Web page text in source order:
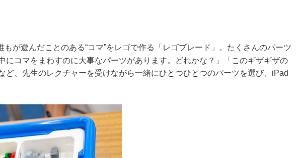
が遊んだことのある“コマ”をレゴで作る「レゴブレード」。たくさんのパーツ
コマをまわすのに大事なパーツがあります。どれかな？」「このギザギザの
、先生のレクチャーを受けながら一緒にひとつひとつのパーツを選び、iPad